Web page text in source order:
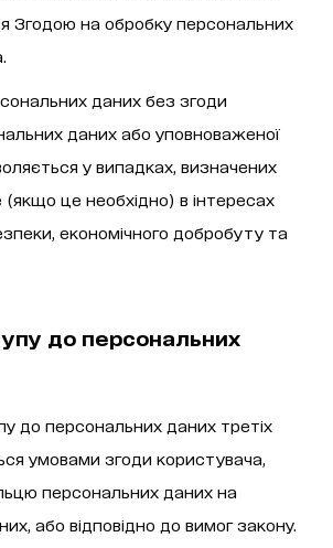
Згодою на обробку персональних
даних без згоди
даних або уповноваженої
у випадках, визначених
це необхідно) в інтересах
економічного добробуту та
до персональних
до персональних даних третіх
умовами згоди користувача,
персональних даних на
або відповідно до вимог закону.